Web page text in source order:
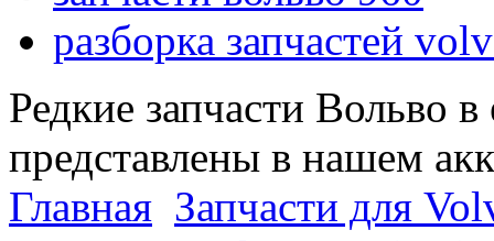
разборка запчастей
Редкие запчасти Вольво
представлены в нашем
Главная Запчасти для